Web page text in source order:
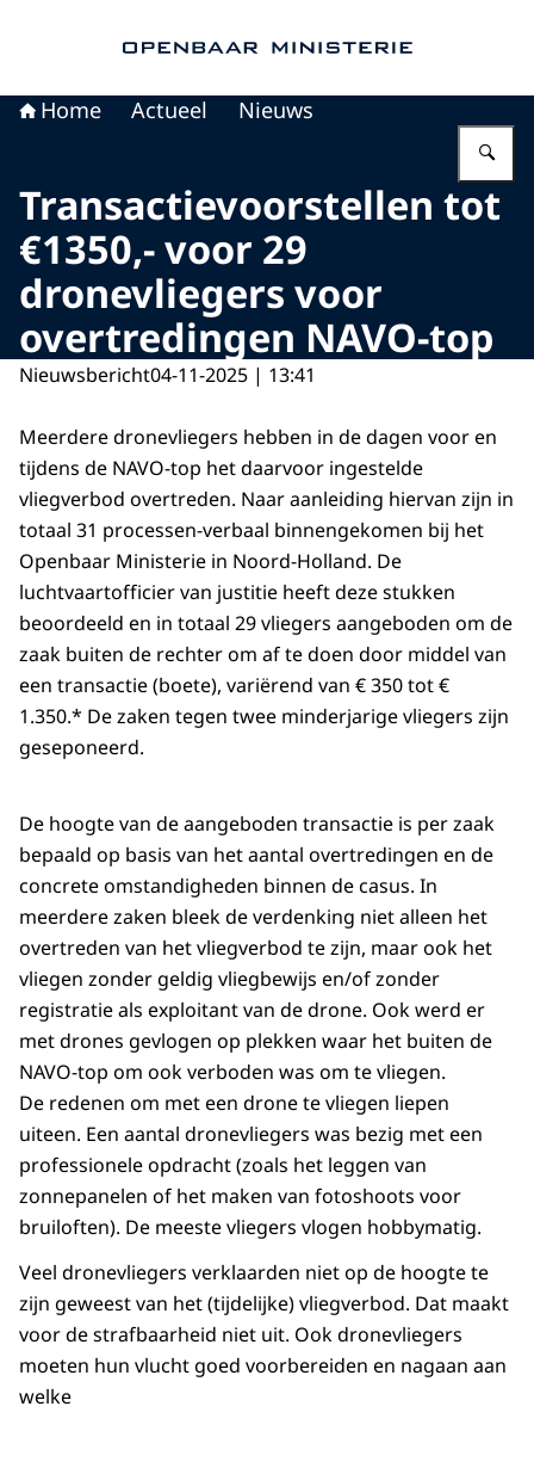
Home Actueel Nieuws
Transactievoorstellen tot
€1350,- voor 29
dronevliegers voor
overtredingen NAVO-top
Nieuwsbericht04-11-2025 | 13:41
Meerdere dronevliegers hebben in de dagen voor en
tijdens de NAVO-top het daarvoor ingestelde
vliegverbod overtreden. Naar aanleiding hiervan zijn in
totaal 31 processen-verbaal binnengekomen bij het
Openbaar Ministerie in Noord-Holland. De
luchtvaartofficier van justitie heeft deze stukken
beoordeeld en in totaal 29 vliegers aangeboden om de
zaak buiten de rechter om af te doen door middel van
een transactie (boete), variërend van € 350 tot €
1.350.* De zaken tegen twee minderjarige vliegers zijn
geseponeerd.
De hoogte van de aangeboden transactie is per zaak
bepaald op basis van het aantal overtredingen en de
concrete omstandigheden binnen de casus. In
meerdere zaken bleek de verdenking niet alleen het
overtreden van het vliegverbod te zijn, maar ook het
vliegen zonder geldig vliegbewijs en/of zonder
registratie als exploitant van de drone. Ook werd er
met drones gevlogen op plekken waar het buiten de
NAVO-top om ook verboden was om te vliegen.
De redenen om met een drone te vliegen liepen
uiteen. Een aantal dronevliegers was bezig met een
professionele opdracht (zoals het leggen van
zonnepanelen of het maken van fotoshoots voor
bruiloften). De meeste vliegers vlogen hobbymatig.
Veel dronevliegers verklaarden niet op de hoogte te
zijn geweest van het (tijdelijke) vliegverbod. Dat maakt
voor de strafbaarheid niet uit. Ook dronevliegers
moeten hun vlucht goed voorbereiden en nagaan aan
welke